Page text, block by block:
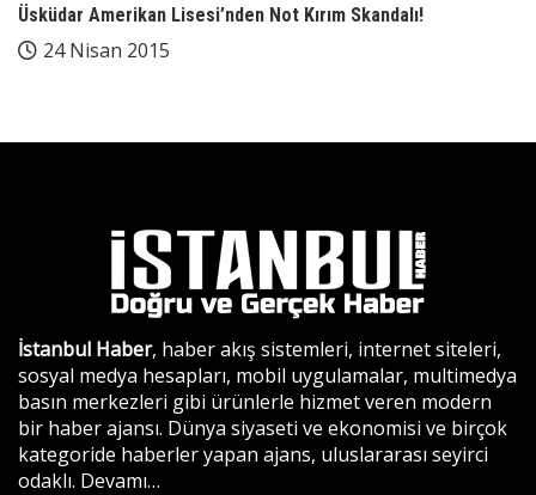
Üsküdar Amerikan Lisesi’nden Not Kırım Skandalı!
24 Nisan 2015
İstanbul Haber, haber akış sistemleri, internet siteleri,
sosyal medya hesapları, mobil uygulamalar, multimedya
basın merkezleri gibi ürünlerle hizmet veren modern
bir haber ajansı. Dünya siyaseti ve ekonomisi ve birçok
kategoride haberler yapan ajans, uluslararası seyirci
odaklı. Devamı…